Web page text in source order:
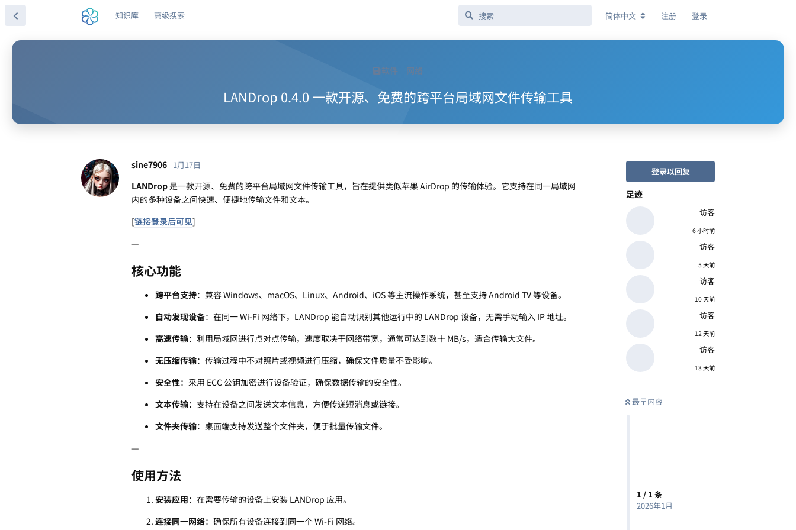
知识库 高级搜索 简体中文 注册 登录
软件 网络
LANDrop 0.4.0 一款开源、免费的跨平台局域网文件传输工具
登录以回复
足迹
访客
6 小时前
访客
5 天前
访客
10 天前
访客
12 天前
访客
13 天前
最早内容
1 / 1 条
2026年1月
sine7906 1月17日
LANDrop是一款开源、免费的跨平台局域网文件传输工具，旨在提供类似苹果 AirDrop 的传输体验。它支持在同一局域网
内的多种设备之间快速、便捷地传输文件和文本。
[链接登录后可见]
—
核心功能
跨平台支持：兼容 Windows、macOS、Linux、Android、iOS 等主流操作系统，甚至支持 Android TV 等设备。
自动发现设备：在同一 Wi-Fi 网络下，LANDrop 能自动识别其他运行中的 LANDrop 设备，无需手动输入 IP 地址。
高速传输：利用局域网进行点对点传输，速度取决于网络带宽，通常可达到数十 MB/s，适合传输大文件。
无压缩传输：传输过程中不对照片或视频进行压缩，确保文件质量不受影响。
安全性：采用 ECC 公钥加密进行设备验证，确保数据传输的安全性。
文本传输：支持在设备之间发送文本信息，方便传递短消息或链接。
文件夹传输：桌面端支持发送整个文件夹，便于批量传输文件。
—
使用方法
安装应用：在需要传输的设备上安装 LANDrop 应用。
连接同一网络：确保所有设备连接到同一个 Wi-Fi 网络。